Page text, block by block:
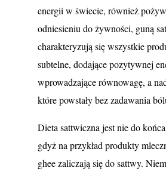
energii w świecie, również
odniesieniu do żywności, guną
charakteryzują się wszystkie
subtelne, dodające pozytywnej
wprowadzające równowagę, a
które powstały bez zadawania
Dieta sattwiczna jest nie do
gdyż na przykład produkty
ghee zaliczają się do sattwy.